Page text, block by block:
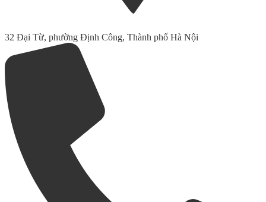
32 Đại Từ, phường Định Công, Thành phố Hà Nội